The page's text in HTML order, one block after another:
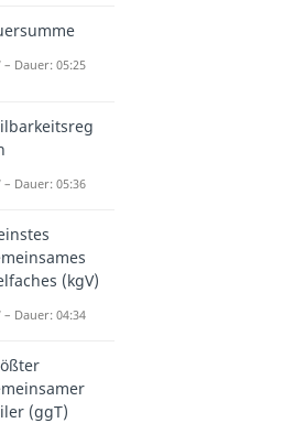
– Dauer: 05:25
– Dauer: 05:36
(kgV)
– Dauer: 04:34
(ggT)